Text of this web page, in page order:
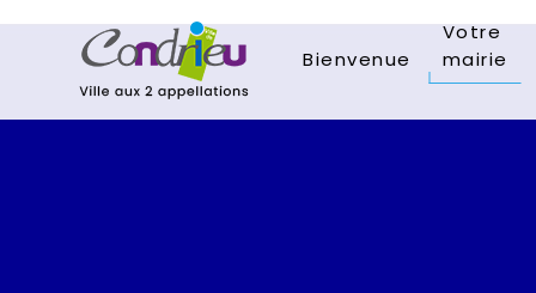
Bienvenue
Votre
mairie